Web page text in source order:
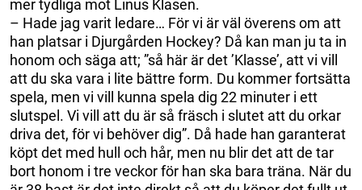
mer tydliga mot Linus Klasen.
– Hade jag varit ledare… För vi är väl överens om att
han platsar i Djurgården Hockey? Då kan man ju ta in
honom och säga att; ”så här är det ’Klasse’, att vi vill
att du ska vara i lite bättre form. Du kommer fortsätta
spela, men vi vill kunna spela dig 22 minuter i ett
slutspel. Vi vill att du är så fräsch i slutet att du orkar
driva det, för vi behöver dig”. Då hade han garanterat
köpt det med hull och hår, men nu blir det att de tar
bort honom i tre veckor för han ska bara träna. När du